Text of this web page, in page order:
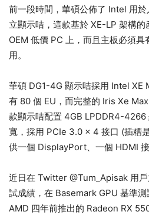
前一段時間，華碩公佈了 Intel 用
立顯示咭，這款基於 XE-LP 架構
OEM 低價 PC 上，而且主板必須具
用。
華碩 DG1-4G 顯示咭採用 Intel XE
有 80 個 EU，而完整的 Iris Xe
款顯示咭配置 4GB LPDDR4-4266
寬，採用 PCIe 3.0 x 4 接口 (插糟
供一個 DisplayPort、一個 HDMI 接
近日在 Twitter @Tum_Apisak 用
試成績，在 Basemark GPU 基準
AMD 四年前推出的 Radeon RX